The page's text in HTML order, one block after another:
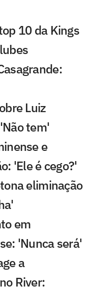
10 da Kings
Luiz
tem'
e
'Ele é cego?'
eliminação
em
'Nunca será'
a
River: